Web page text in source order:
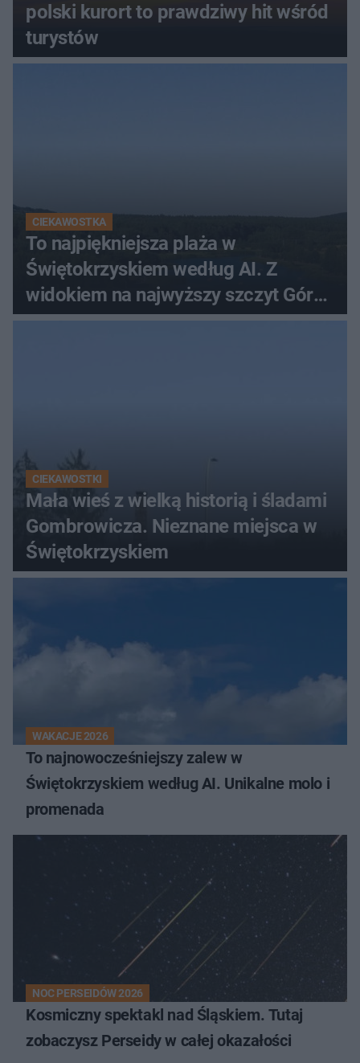
polski kurort to prawdziwy hit wśród
turystów
CIEKAWOSTKA
To najpiękniejsza plaża w
Świętokrzyskiem według AI. Z
widokiem na najwyższy szczyt Gór
Świętokrzyskich
CIEKAWOSTKI
Mała wieś z wielką historią i śladami
Gombrowicza. Nieznane miejsca w
Świętokrzyskiem
WAKACJE 2026
To najnowocześniejszy zalew w
Świętokrzyskiem według AI. Unikalne molo i
promenada
NOC PERSEIDÓW 2026
Kosmiczny spektakl nad Śląskiem. Tutaj
zobaczysz Perseidy w całej okazałości